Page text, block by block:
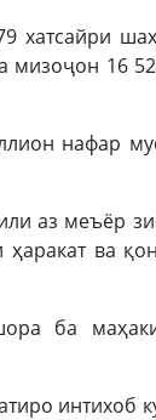
хатсайри
16
нафар
аз меъёр
ва
ба
интихоб